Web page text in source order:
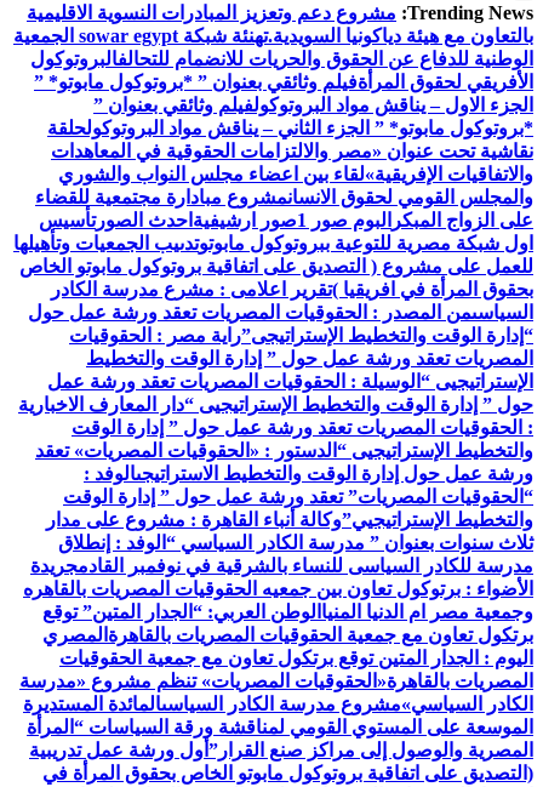
Trending News: مشروع دعم وتعزيز المبادرات النسوية الاقليمية
بالتعاون مع هيئة دياكونيا السويدية.
تهنئة شبكة sowar egypt الجمعية
الوطنية للدفاع عن الحقوق والحريات للانضمام للتحالفالبروتوكول
الأفريقي لحقوق المرأةفيلم وثائقي بعنوان ” *بروتوكول مابوتو* ”
الجزء الاول – يناقش مواد البروتوكولفيلم وثائقي بعنوان ”
*بروتوكول مابوتو* ” الجزء الثاني – يناقش مواد البروتوكولحلقة
نقاشية تحت عنوان «مصر والالتزامات الحقوقية في المعاهدات
والاتفاقيات الإفريقية»لقاء بين اعضاء مجلس النواب والشوري
والمجلس القومي لحقوق الانسانمشروع مبادارة مجتمعية للقضاء
على الزواج المبكر البوم صور 1 صور ارشيفية احدث الصورتأسيس
اول شبكة مصرية للتوعية ببروتوكول مابوتوتدىيب الجمعيات وتأهيلها
للعمل على مشروع ( التصديق على اتفاقية بروتوكول مابوتو الخاص
بحقوق المرأة في افريقيا )تقرير اعلامى : مشرع مدرسة الكادر
السياسىمن المصدر : الحقوقيات المصريات تعقد ورشة عمل حول
“إدارة الوقت والتخطيط الإستراتيجى”راية مصر : الحقوقيات
المصريات تعقد ورشة عمل حول ” إدارة الوقت والتخطيط
الإستراتيجيى “ الوسيلة : الحقوقيات المصريات تعقد ورشة عمل
حول ” إدارة الوقت والتخطيط الإستراتيجيى “دار المعارف الاخبارية
: الحقوقيات المصريات تعقد ورشة عمل حول ” إدارة الوقت
والتخطيط الإستراتيجيى “ الدستور : «الحقوقيات المصريات» تعقد
ورشة عمل حول إدارة الوقت والتخطيط الاستراتيجىالوفد :
“الحقوقيات المصريات” تعقد ورشة عمل حول ” إدارة الوقت
والتخطيط الإستراتيجيي”وكالة أنباء القاهرة : مشروع على مدار
ثلاث سنوات بعنوان ” مدرسة الكادر السياسي “ الوفد : إنطلاق
مدرسة للكادر السياسى للنساء بالشرقية في نوفمبر القادمجريدة
الأضواء : برتوكول تعاون بين جمعيه الحقوقيات المصريات بالقاهره
وجمعية مصر ام الدنيا المنيا الوطن العربي: “الجدار المتين” توقع
برتكول تعاون مع جمعية الحقوقيات المصريات بالقاهرة المصري
اليوم : الجدار المتين توقع برتكول تعاون مع جمعية الحقوقيات
المصريات بالقاهرة«الحقوقيات المصريات» تنظم مشروع «مدرسة
الكادر السياسي»مشروع مدرسة الكادر السياسىالمائدة المستديرة
الموسعة على المستوي القومي لمناقشة ورقة السياسات “المرأة
المصرية والوصول إلى مراكز صنع القرار” أول ورشة عمل تدريبية
(التصديق على اتفاقية بروتوكول مابوتو الخاص بحقوق المرأة في